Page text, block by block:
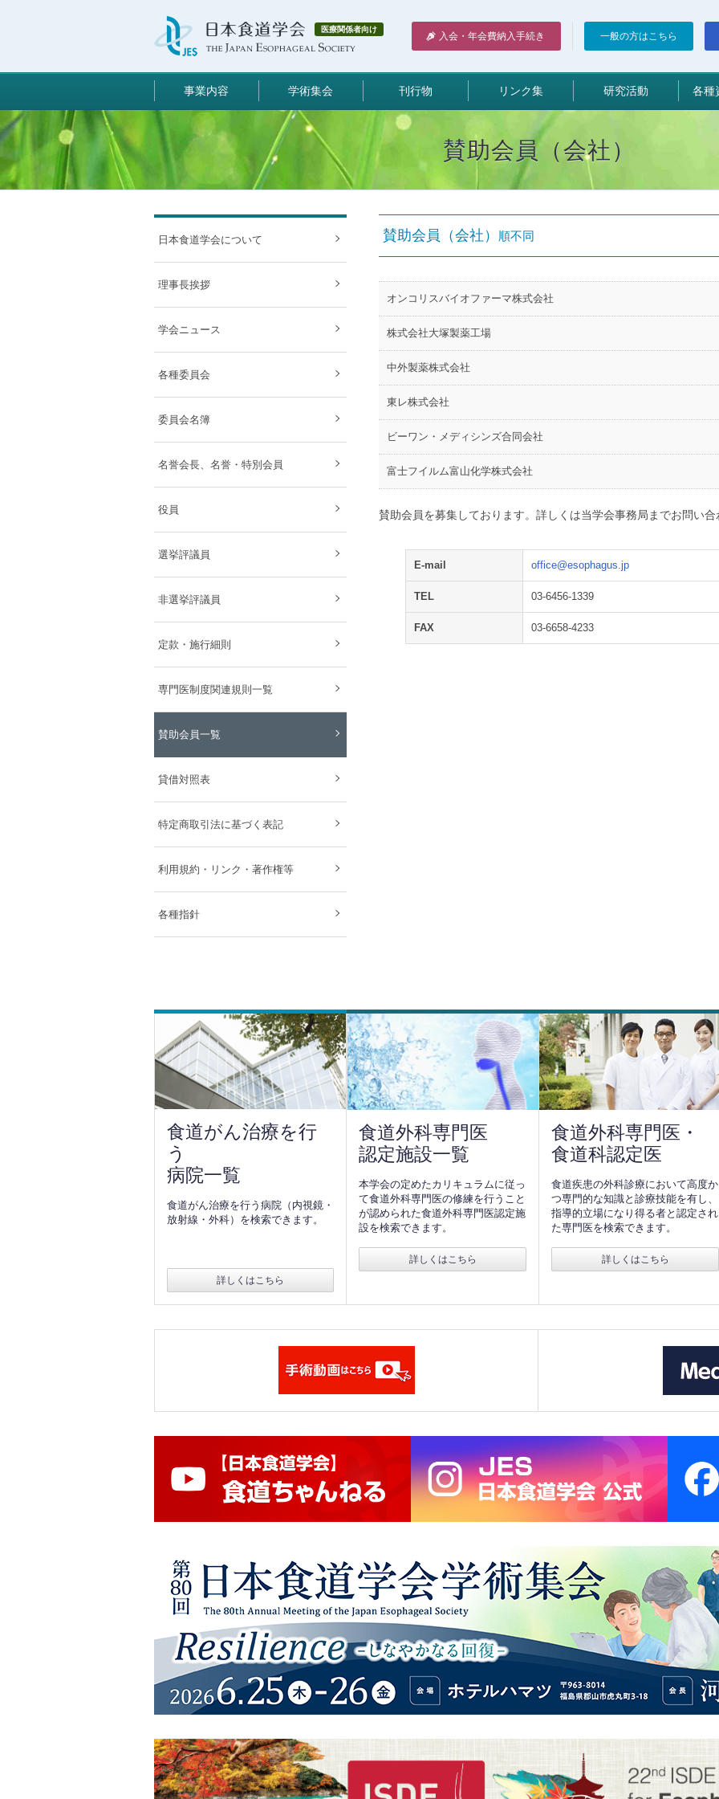
医療関係者向け
入会・年会費納入手続き 一般の方はこちら
事業内容 学術集会 刊行物 リンク集 研究活動 各種
賛助会員（会社）
賛助会員（会社） 順不同
オンコリスバイオファーマ株式会社
株式会社大塚製薬工場
中外製薬株式会社
東レ株式会社
ビーワン・メディシンズ合同会社
富士フイルム富山化学株式会社
賛助会員を募集しております。詳しくは当学会事務局までお問い合
E-mail office@esophagus.jp
TEL 03-6456-1339
FAX 03-6658-4233
日本食道学会について
理事長挨拶
学会ニュース
各種委員会
委員会名簿
名誉会長、名誉・特別会員
役員
選挙評議員
非選挙評議員
定款・施行細則
専門医制度関連規則一覧
賛助会員一覧
貸借対照表
特定商取引法に基づく表記
利用規約・リンク・著作権等
各種指針
食道がん治療を行
う
病院一覧
食道がん治療を行う病院（内視鏡・
放射線・外科）を検索できます。
詳しくはこちら
食道外科専門医
認定施設一覧
本学会の定めたカリキュラムに従っ
て食道外科専門医の修練を行うこと
が認められた食道外科専門医認定施
設を検索できます。
詳しくはこちら
食道外科専門医・
食道科認定医
食道疾患の外科診療において高度か
つ専門的な知識と診療技能を有し、
指導的立場になり得る者と認定され
た専門医を検索できます。
詳しくはこちら